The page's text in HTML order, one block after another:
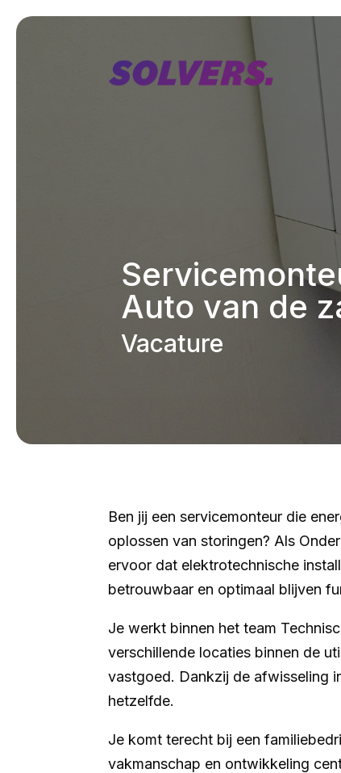
Auto van de
Vacature
Ben jij een servicemonteur die
oplossen van storingen? Als
ervoor dat elektrotechnische
betrouwbaar en optimaal blijven
Je werkt binnen het team
verschillende locaties binnen de
vastgoed. Dankzij de afwisseling
hetzelfde.
Je komt terecht bij een
vakmanschap en ontwikkeling